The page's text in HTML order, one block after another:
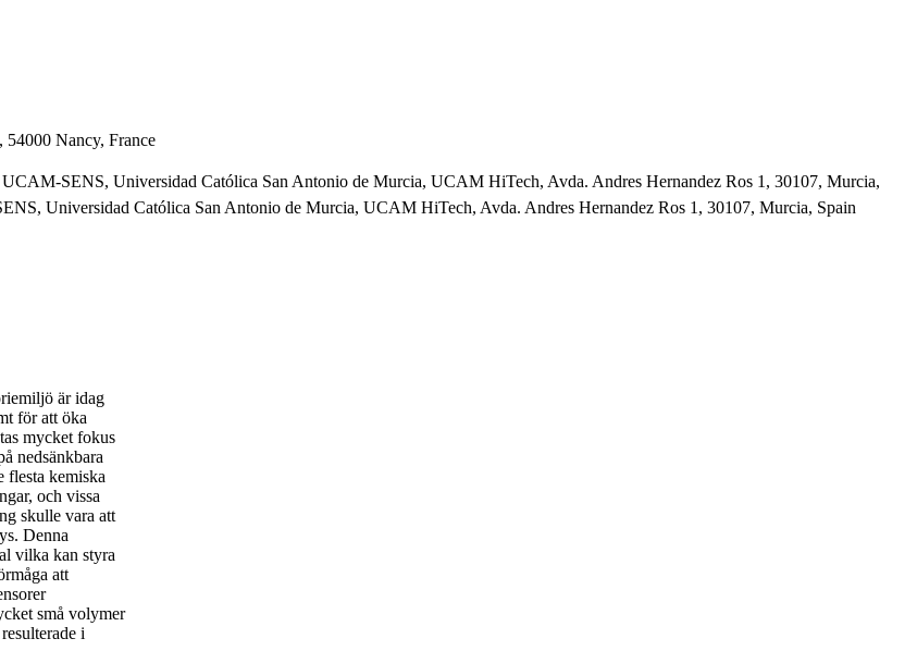
Nancy, France
SENS, Universidad Católica San Antonio de Murcia, UCAM HiTech, Avda. Andres Hernandez Ros 1, 30107, Murcia,
Universidad Católica San Antonio de Murcia, UCAM HiTech, Avda. Andres Hernandez Ros 1, 30107, Murcia, Spain
är idag
för att öka
mycket fokus
nedsänkbara
flesta kemiska
och vissa
skulle vara att
Denna
vilka kan styra
att
små volymer
i